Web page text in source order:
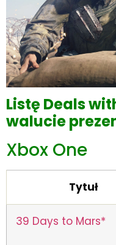
Listę Deals
walucie
Xbox One
Tytuł
39 Days to Mars*